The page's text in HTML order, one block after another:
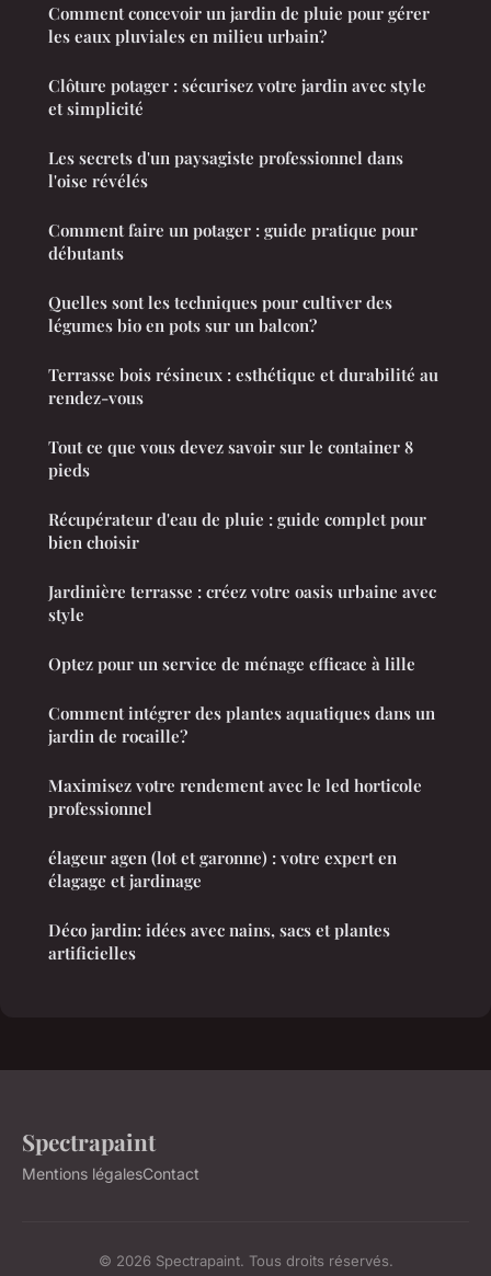
Comment concevoir un jardin de pluie pour gérer
les eaux pluviales en milieu urbain?
Clôture potager : sécurisez votre jardin avec style
et simplicité
Les secrets d'un paysagiste professionnel dans
l'oise révélés
Comment faire un potager : guide pratique pour
débutants
Quelles sont les techniques pour cultiver des
légumes bio en pots sur un balcon?
Terrasse bois résineux : esthétique et durabilité au
rendez-vous
Tout ce que vous devez savoir sur le container 8
pieds
Récupérateur d'eau de pluie : guide complet pour
bien choisir
Jardinière terrasse : créez votre oasis urbaine avec
style
Optez pour un service de ménage efficace à lille
Comment intégrer des plantes aquatiques dans un
jardin de rocaille?
Maximisez votre rendement avec le led horticole
professionnel
élageur agen (lot et garonne) : votre expert en
élagage et jardinage
Déco jardin: idées avec nains, sacs et plantes
artificielles
Spectrapaint
Mentions légalesContact
© 2026 Spectrapaint. Tous droits réservés.